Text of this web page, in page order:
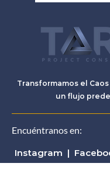
Transformamos el
un flujo
Encuéntranos en:
Instagram |